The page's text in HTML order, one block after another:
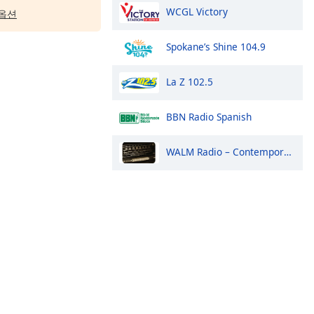
션 WCGL Victory
Spokane’s Shine 104.9
La Z 102.5
BBN Radio Spanish
WALM Radio – Contemporary Christian